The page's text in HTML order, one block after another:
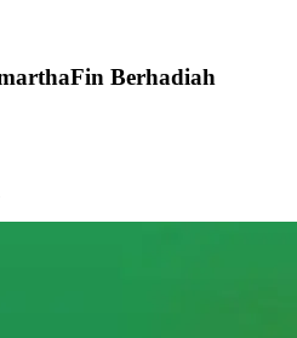
Berhadiah